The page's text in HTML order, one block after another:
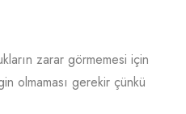
zarar görmemesi için
olmaması gerekir çünkü